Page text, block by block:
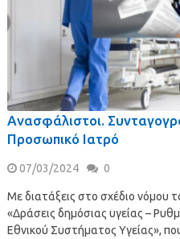
Ανασφάλιστοι.
Προσωπικό Ιατρό
07/03/2024 0
Με διατάξεις στο σχέδιο νόμου
«Δράσεις δημόσιας υγείας –
Εθνικού Συστήματος Υγείας»,